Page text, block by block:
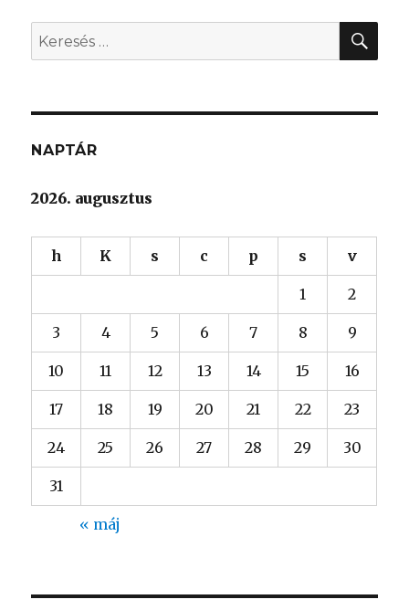
Keresés
a
kifejezésre:
NAPTÁR
2026. augusztus
h K s c p s v
1 2
3 4 5 6 7 8 9
10 11 12 13 14 15 16
17 18 19 20 21 22 23
24 25 26 27 28 29 30
31
« máj